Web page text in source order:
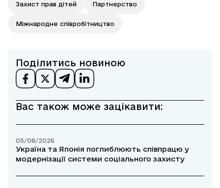
Захист прав дітей Партнерство
Міжнародне співробітництво
Поділитись новиною
Вас також може зацікавити:
05/08/2026
Україна та Японія поглиблюють співпрацю у
модернізації системи соціального захисту